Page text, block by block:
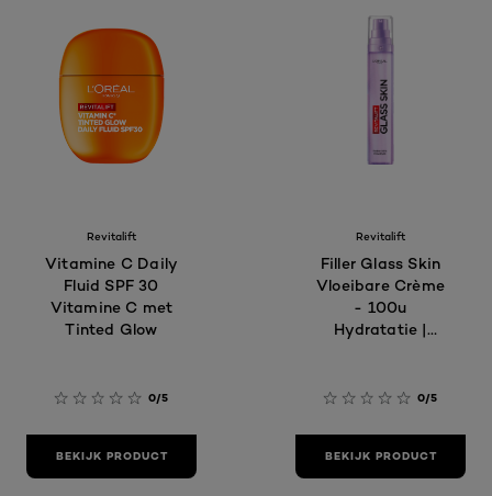
Revitalift
Vitamine C Daily
Fluid SPF 30
Vitamine C met
Tinted Glow
0/5
BEKIJK PRODUCT
Revitalift
Filler Glass Skin
Vloeibare Crème
- 100u
Hydratatie |
Vitamine CG
0/5
BEKIJK PRODUCT